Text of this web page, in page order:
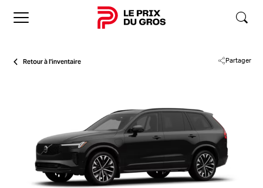
Accueil
Retour à l'inventaire Partager